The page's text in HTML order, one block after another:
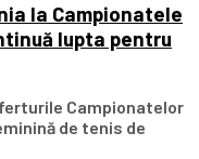
la Campionatele
lupta pentru
Campionatelor
de tenis de